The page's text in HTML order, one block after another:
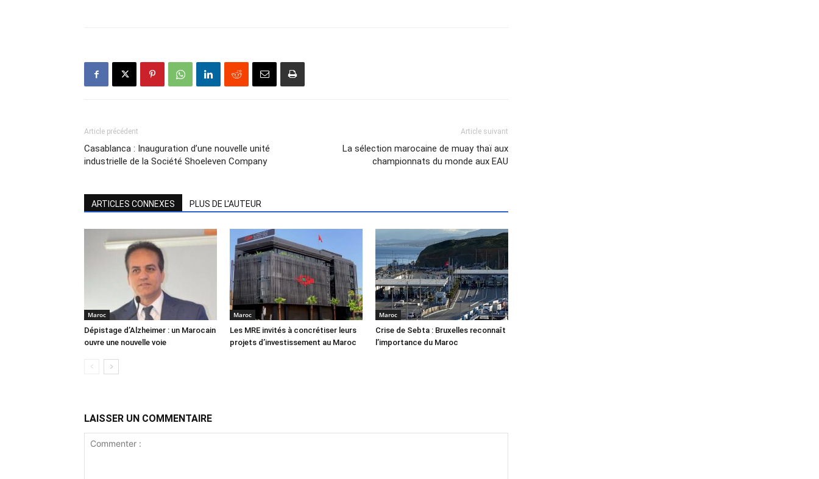
Article précédent
Casablanca : Inauguration d’une nouvelle unité
industrielle de la Société Shoeleven Company
Article suivant
La sélection marocaine de muay thaï aux
championnats du monde aux EAU
ARTICLES CONNEXES PLUS DE L'AUTEUR
Maroc
Dépistage d’Alzheimer : un Marocain
ouvre une nouvelle voie
Maroc
Les MRE invités à concrétiser leurs
projets d’investissement au Maroc
Maroc
Crise de Sebta : Bruxelles reconnaît
l’importance du Maroc
LAISSER UN COMMENTAIRE